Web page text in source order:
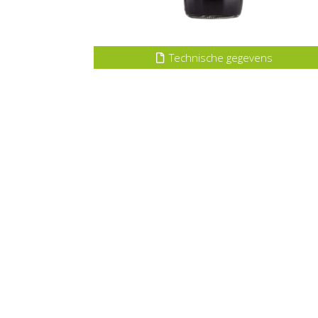
Technische gegevens